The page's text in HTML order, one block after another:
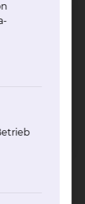
Damen und
und